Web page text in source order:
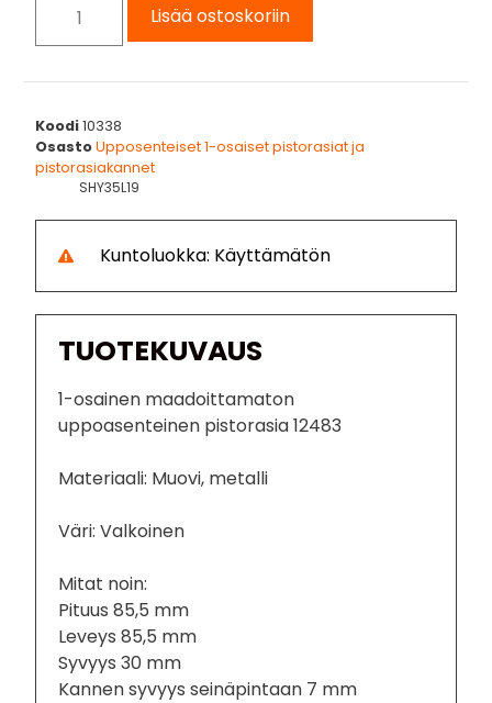
Lisää ostoskoriin
Koodi10338
OsastoUpposenteiset 1-osaiset pistorasiat ja
pistorasiakannet
SHY35L19
Kuntoluokka: Käyttämätön
TUOTEKUVAUS
1-osainen maadoittamaton
uppoasenteinen pistorasia 12483
Materiaali: Muovi, metalli
Väri: Valkoinen
Mitat noin:
Pituus 85,5 mm
Leveys 85,5 mm
Syvyys 30 mm
Kannen syvyys seinäpintaan 7 mm